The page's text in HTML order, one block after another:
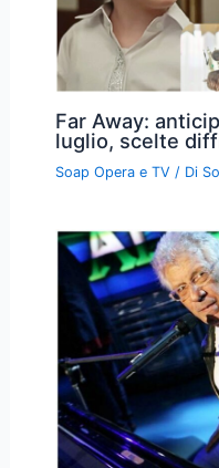
Far Away:
luglio, scelte
Soap Opera e TV / Di